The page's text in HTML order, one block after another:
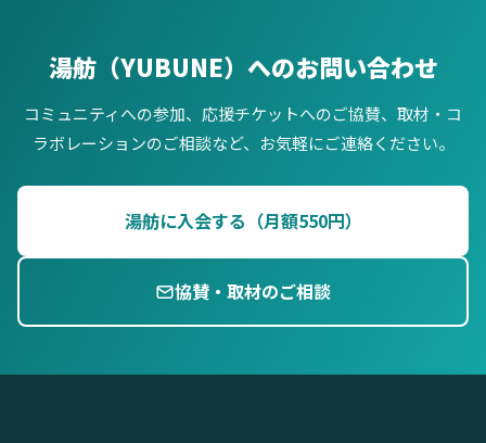
湯舫（YUBUNE）へのお問い合わせ
コミュニティへの参加、応援チケットへのご協賛、取材・コ
ラボレーションのご相談など、お気軽にご連絡ください。
湯舫に入会する（月額550円）
協賛・取材のご相談